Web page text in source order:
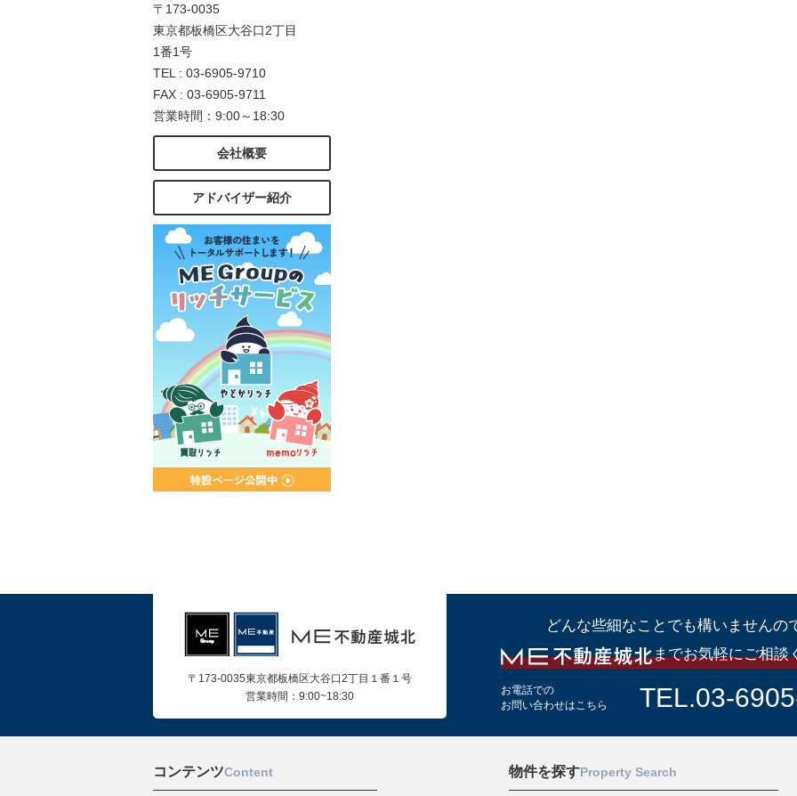
〒173-0035
東京都板橋区大谷口2丁目
1番1号
TEL : 03-6905-9710
FAX : 03-6905-9711
営業時間：9:00～18:30
会社概要
アドバイザー紹介
〒173-0035東京都板橋区大谷口2丁目１番１号
営業時間：9:00~18:30
どんな些細なことでも構いませんの
までお気軽にご相談
お電話での
お問い合わせはこちら
TEL.03-
コンテンツContent 物件を探すProperty Search